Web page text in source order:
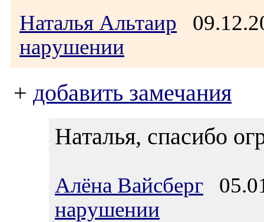
Наталья Альтаир
нарушении
+ добавить замечания
Наталья, спасибо
Алёна Вайсберг
нарушении